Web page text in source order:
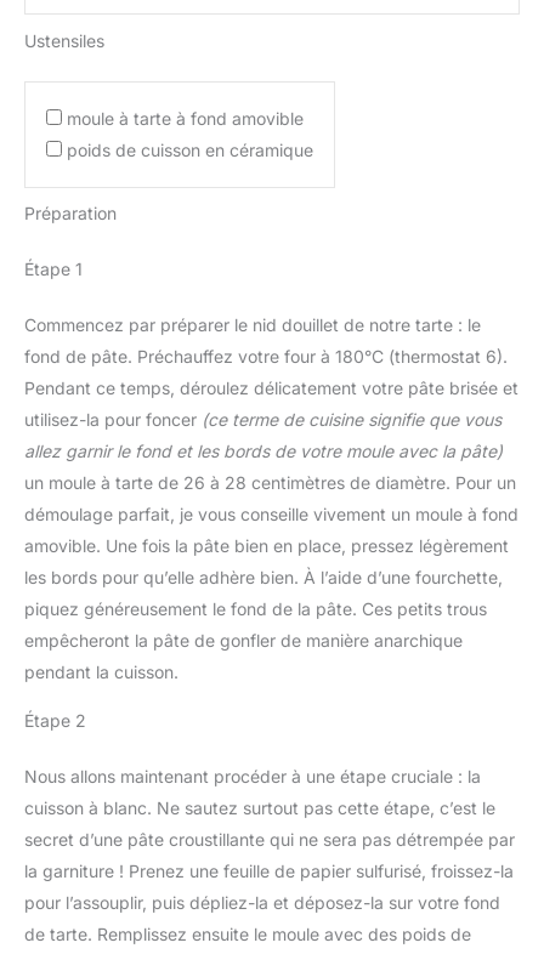
Ustensiles
moule à tarte à fond amovible
poids de cuisson en céramique
Préparation
Étape 1
Commencez par préparer le nid douillet de notre tarte : le
fond de pâte. Préchauffez votre four à 180°C (thermostat 6).
Pendant ce temps, déroulez délicatement votre pâte brisée et
utilisez-la pour foncer (ce terme de cuisine signifie que vous
allez garnir le fond et les bords de votre moule avec la pâte)
un moule à tarte de 26 à 28 centimètres de diamètre. Pour un
démoulage parfait, je vous conseille vivement un moule à fond
amovible. Une fois la pâte bien en place, pressez légèrement
les bords pour qu’elle adhère bien. À l’aide d’une fourchette,
piquez généreusement le fond de la pâte. Ces petits trous
empêcheront la pâte de gonfler de manière anarchique
pendant la cuisson.
Étape 2
Nous allons maintenant procéder à une étape cruciale : la
cuisson à blanc. Ne sautez surtout pas cette étape, c’est le
secret d’une pâte croustillante qui ne sera pas détrempée par
la garniture ! Prenez une feuille de papier sulfurisé, froissez-la
pour l’assouplir, puis dépliez-la et déposez-la sur votre fond
de tarte. Remplissez ensuite le moule avec des poids de